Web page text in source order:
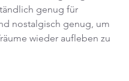
genug für
nostalgisch genug, um
wieder aufleben zu